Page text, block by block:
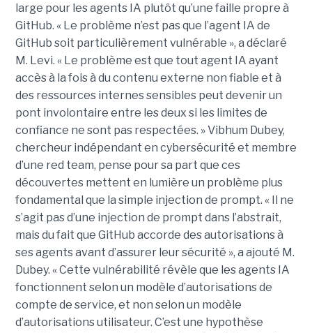
large pour les agents IA plutôt qu’une faille propre à
GitHub. « Le problème n’est pas que l’agent IA de
GitHub soit particulièrement vulnérable », a déclaré
M. Levi. « Le problème est que tout agent IA ayant
accès à la fois à du contenu externe non fiable et à
des ressources internes sensibles peut devenir un
pont involontaire entre les deux si les limites de
confiance ne sont pas respectées. » Vibhum Dubey,
chercheur indépendant en cybersécurité et membre
d’une red team, pense pour sa part que ces
découvertes mettent en lumière un problème plus
fondamental que la simple injection de prompt. « Il ne
s’agit pas d’une injection de prompt dans l’abstrait,
mais du fait que GitHub accorde des autorisations à
ses agents avant d’assurer leur sécurité », a ajouté M.
Dubey. « Cette vulnérabilité révèle que les agents IA
fonctionnent selon un modèle d’autorisations de
compte de service, et non selon un modèle
d’autorisations utilisateur. C’est une hypothèse